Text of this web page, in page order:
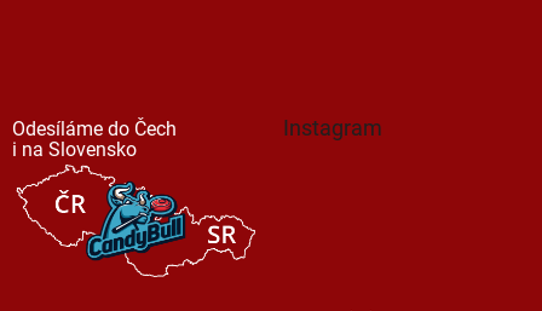
Odesíláme do Čech
i na Slovensko
Instagram